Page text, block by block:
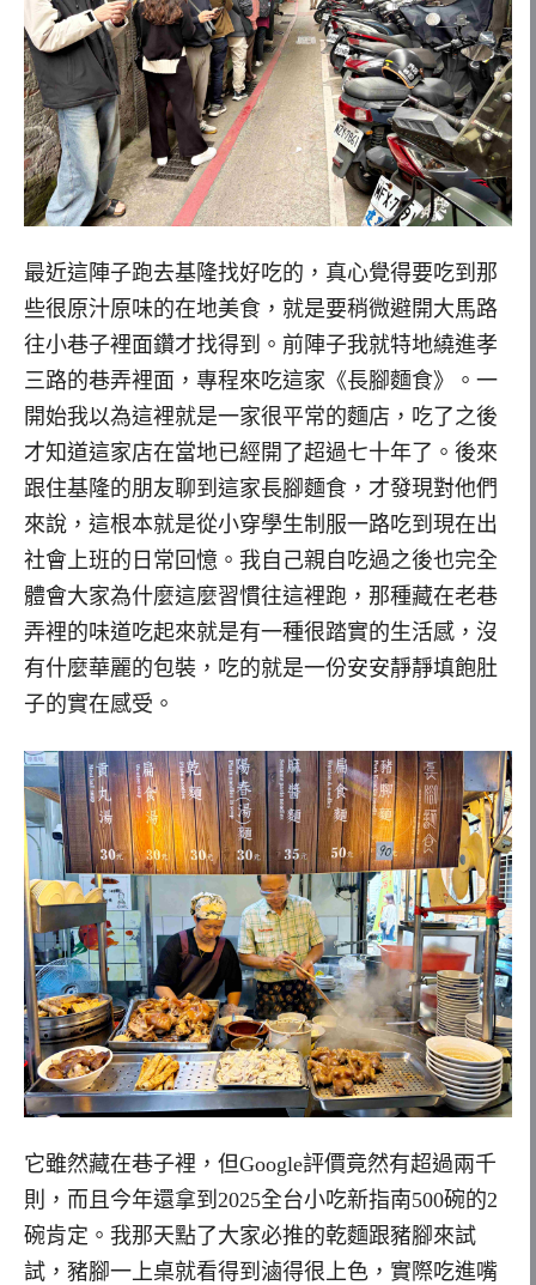
最近這陣子跑去基隆找好吃的，真心覺得要吃到那
些很原汁原味的在地美食，就是要稍微避開大馬路
往小巷子裡面鑽才找得到。前陣子我就特地繞進孝
三路的巷弄裡面，專程來吃這家《長腳麵食》。一
開始我以為這裡就是一家很平常的麵店，吃了之後
才知道這家店在當地已經開了超過七十年了。後來
跟住基隆的朋友聊到這家長腳麵食，才發現對他們
來說，這根本就是從小穿學生制服一路吃到現在出
社會上班的日常回憶。我自己親自吃過之後也完全
體會大家為什麼這麼習慣往這裡跑，那種藏在老巷
弄裡的味道吃起來就是有一種很踏實的生活感，沒
有什麼華麗的包裝，吃的就是一份安安靜靜填飽肚
子的實在感受。
它雖然藏在巷子裡，但Google評價竟然有超過兩千
則，而且今年還拿到2025全台小吃新指南500碗的2
碗肯定。我那天點了大家必推的乾麵跟豬腳來試
試，豬腳一上桌就看得到滷得很上色，實際吃進嘴